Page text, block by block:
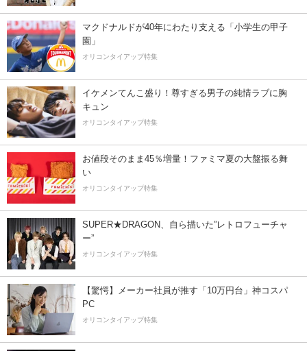
マクドナルドが40年にわたり支える「小学生の甲子
園」
オリコンタイアップ特集
イケメンてんこ盛り！尊すぎる男子の純情ラブに胸
キュン
オリコンタイアップ特集
お値段そのまま45％増量！ファミマ夏の大盤振る舞
い
オリコンタイアップ特集
SUPER★DRAGON、自ら描いた”レトロフューチャ
ー”
オリコンタイアップ特集
【驚愕】メーカー社員が推す「10万円台」神コスパ
PC
オリコンタイアップ特集